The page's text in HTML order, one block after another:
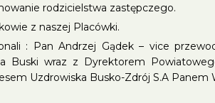
rodzicielstwa zastępczego.
z naszej Placówki.
: Pan Andrzej Gądek – vice
Buski wraz z Dyrektorem
Uzdrowiska Busko-Zdrój S.A